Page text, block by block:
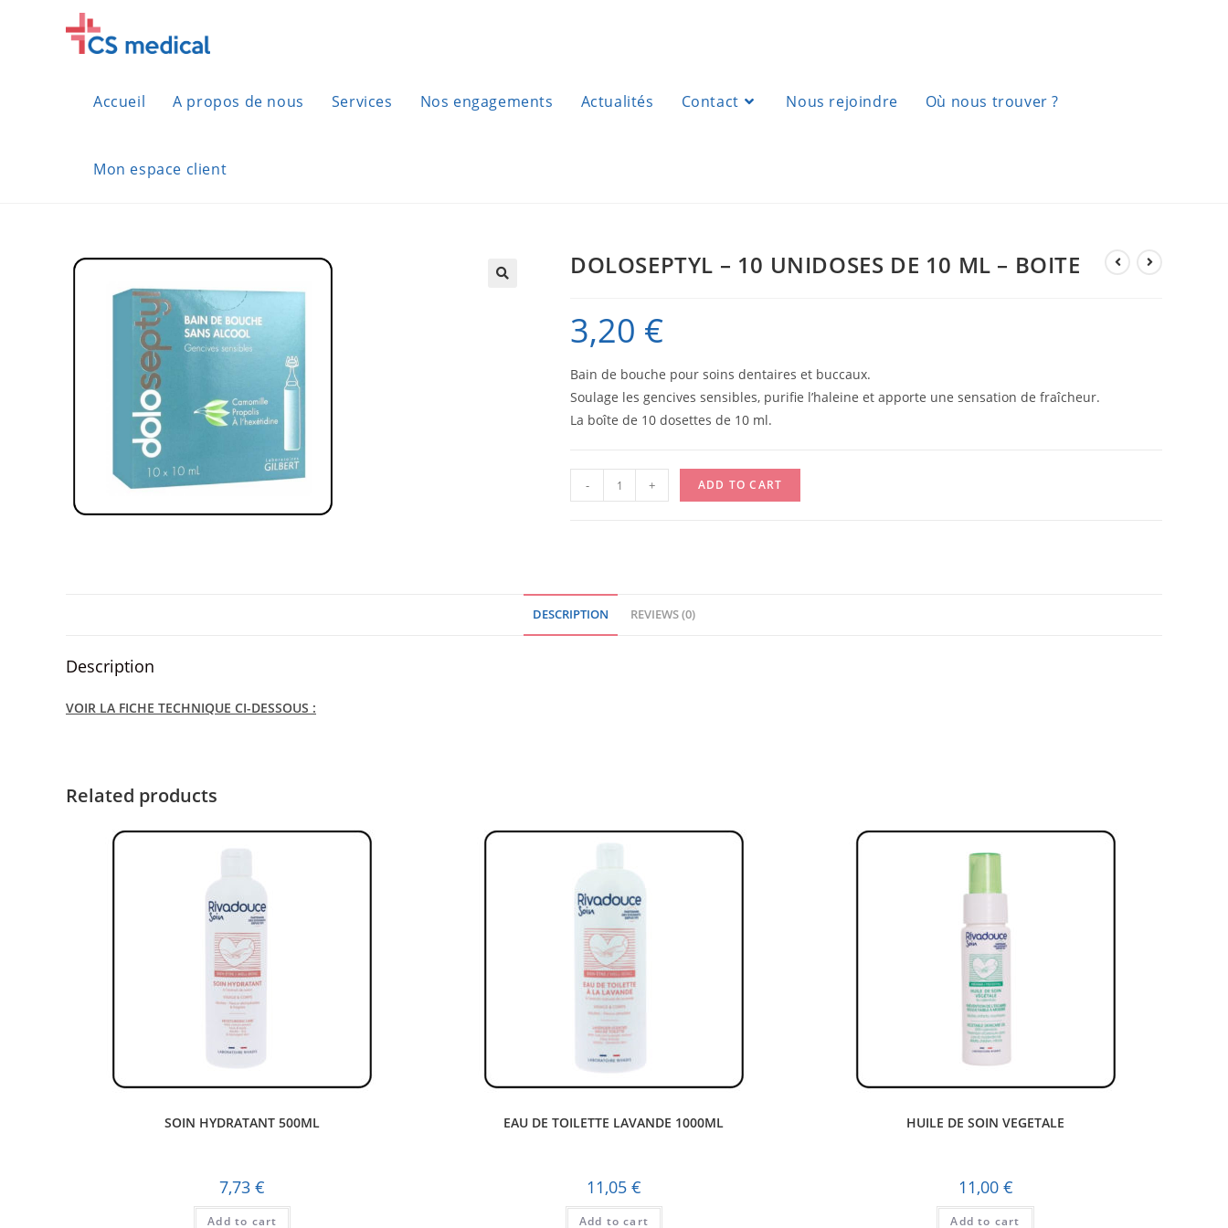
Accueil A propos de nous Services Nos engagements Actualités Contact Nous rejoindre Où nous trouver ?
Mon espace client
DOLOSEPTYL – 10 UNIDOSES DE 10 ML – BOITE
3,20 €
Bain de bouche pour soins dentaires et buccaux.
Soulage les gencives sensibles, purifie l’haleine et apporte une sensation de fraîcheur.
La boîte de 10 dosettes de 10 ml.
DOLOSEPTYL
-
10
ML
-
- + ADD TO CART
DESCRIPTION REVIEWS (0)
Description
VOIR LA FICHE TECHNIQUE CI-DESSOUS :
Related products
SOIN HYDRATANT 500ML
7,73€
Add to cart
EAU DE TOILETTE LAVANDE 1000ML
11,05 €
Add to cart
HUILE DE SOIN VEGETALE
11,00 €
Add to cart